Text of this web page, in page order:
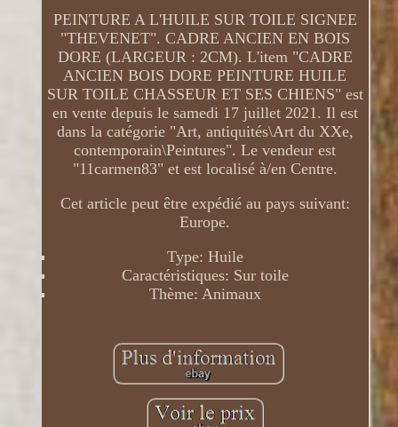
PEINTURE A L'HUILE SUR TOILE SIGNEE
"THEVENET". CADRE ANCIEN EN BOIS
DORE (LARGEUR : 2CM). L'item "CADRE
ANCIEN BOIS DORE PEINTURE HUILE
SUR TOILE CHASSEUR ET SES CHIENS" est
en vente depuis le samedi 17 juillet 2021. Il est
dans la catégorie "Art, antiquités\Art du XXe,
contemporain\Peintures". Le vendeur est
"11carmen83" et est localisé à/en Centre.
Cet article peut être expédié au pays suivant:
Europe.
Type: Huile
Caractéristiques: Sur toile
Thème: Animaux